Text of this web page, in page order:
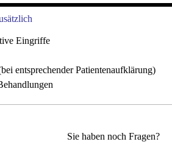
Eingriffe
entsprechender Patientenaufklärung)
Sie haben noch Fragen?